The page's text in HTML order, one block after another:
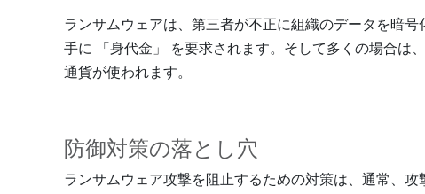
ランサムウェアは、第三者が不正に組織のデータを暗
手に 「身代金」 を要求されます。そして多くの場合は
通貨が使われます。
防御対策の落とし穴
ランサムウェア攻撃を阻止するための対策は、通常、